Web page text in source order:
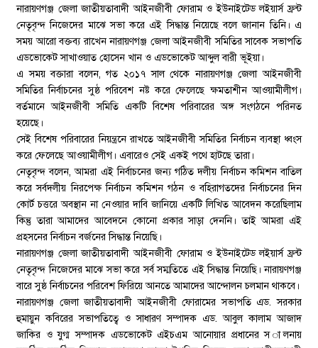
নারায়ণগঞ্জ জেলা জাতীয়তাবাদী আইনজীবী ফোরাম ও ইউনাইটেড লইয়ার্স ফ্রন্ট
নেতৃবৃন্দ নিজেদের মাঝে সভা করে এই সিদ্ধান্ত নিয়েছে বলে জানান তিনি। এ
সময় আরো বক্তব্য রাখেন নারায়ণগঞ্জ জেলা আইনজীবী সমিতির সাবেক সভাপতি
এডভোকেট সাখাওয়াত হোসেন খান ও এডভোকেট আব্দুল বারী ভূইয়া।
এ সময় বক্তারা বলেন, গত ২০১৭ সাল থেকে নারায়ণগঞ্জ জেলা আইনজীবী
সমিতির নির্বাচনের সুষ্ঠ পরিবেশ নষ্ট করে ফেলেছে ক্ষমতাশীন আওয়ামীলীগ।
বর্তমানে আইনজীবী সমিতি একটি বিশেষ পরিবারের অঙ্গ সংগঠনে পরিনত
হয়েছে।
সেই বিশেষ পরিবারের নিয়ন্ত্রনে রাখতে আইনজীবী সমিতির নির্বাচন ব্যবস্থা ধ্বংস
করে ফেলেছে আওয়ামীলীগ। এবারেও সেই একই পথে হাটছে তারা।
নেতৃবৃন্দ বলেন, আমরা এই নির্বাচনের জন্য গঠিত দলীয় নির্বাচন কমিশন বাতিল
করে সর্বদলীয় নিরপেক্ষ নির্বাচন কমিশন গঠন ও বহিরাগতদের নির্বাচনের দিন
কোর্ট চত্তরে অবস্থান না নেওয়ার দাবি জানিয়ে একটি লিখিত আবেদন করেছিলাম
কিন্তু তারা আমাদের আবেদনে কোনো প্রকার সাড়া দেননি। তাই আমরা এই
প্রহসনের নির্বাচন বর্জনের সিদ্ধান্ত নিয়েছি।
নারায়ণগঞ্জ জেলা জাতীয়তাবাদী আইনজীবী ফোরাম ও ইউনাইটেড লইয়ার্স ফ্রন্ট
নেতৃবৃন্দ নিজেদের মাঝে সভা করে সর্ব সম্মতিতে এই সিদ্ধান্ত নিয়েছি। নারায়ণগঞ্জ
বারে সুষ্ঠ নির্বাচনের পরিবেশ ফিরিয়ে আনতে আমাদের আন্দোলন চলমান থাকবে।
নারায়ণগঞ্জ জেলা জাতীয়তাবাদী আইনজীবী ফোরামের সভাপতি এড. সরকার
হুমায়ুন কবিরের সভাপতিত্বে ও সাধারণ সম্পাদক এড. আবুল কালাম আজাদ
জাকির ও যুগ্ম সম্পাদক এডভোকেট এইচএম আনোয়ার প্রধানের স ালনায়